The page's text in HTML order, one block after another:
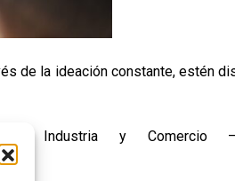
de la ideación constante, estén
Industria y Comercio